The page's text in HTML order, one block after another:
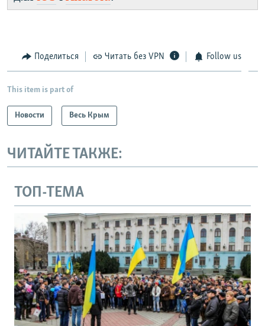
Поделиться Читать без VPN Follow us
This item is part of
Новости Весь Крым
ЧИТАЙТЕ ТАКЖЕ:
ТОП-ТЕМА